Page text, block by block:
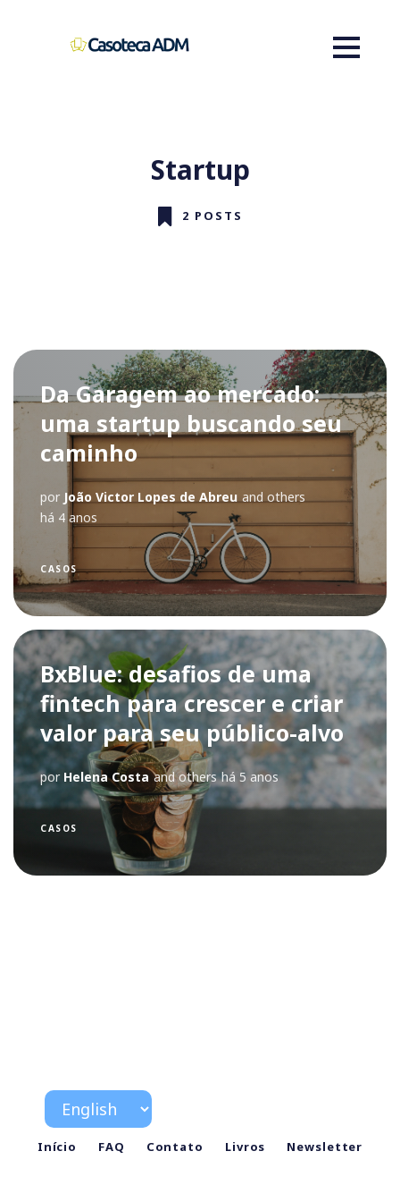
Startup
2 POSTS
​​Da Garagem ao mercado:
uma startup buscando seu
caminho
por João Victor Lopes de Abreu and others
há 4 anos
CASOS
BxBlue: desafios de uma
fintech para crescer e criar
valor para seu público-alvo
por Helena Costa and others há 5 anos
CASOS
Início FAQ Contato Livros Newsletter